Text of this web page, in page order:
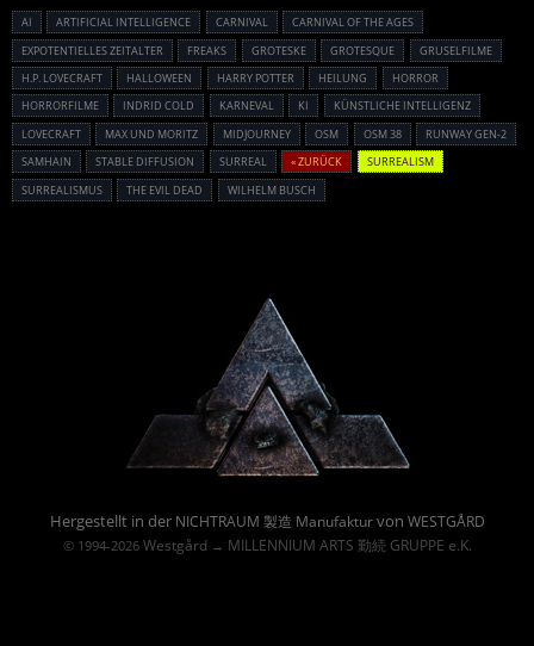
AI ARTIFICIAL INTELLIGENCE CARNIVAL
CARNIVAL OF THE AGES
EXPOTENTIELLES ZEITALTER
FREAKS GROTESKE GROTESQUE
GRUSELFILME
H.P. LOVECRAFT
HALLOWEEN HARRY POTTER HEILUNG
HORROR
HORRORFILME
INDRID COLD KARNEVAL KI
KÜNSTLICHE INTELLIGENZ
LOVECRAFT
MAX UND MORITZ MIDJOURNEY OSM OSM 38
RUNWAY GEN-2
SAMHAIN
STABLE DIFFUSION SURREAL « ZURÜCK
SURREALISM
SURREALISMUS
THE EVIL DEAD WILHELM BUSCH
Hergestellt in der NICHTRAUM 製造 Manufakturvon WESTGÅRD
© 1994-2026 Westgård→ MILLENNIUM ARTS 勤続 GRUPPE e.K.
Powered By :